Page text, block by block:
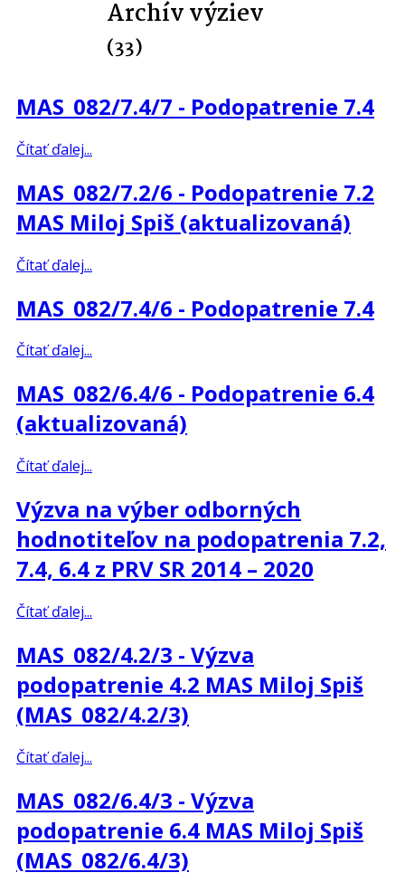
Archív výziev
(33)
MAS_082/7.4/7 - Podopatrenie 7.4
Čítať ďalej...
MAS_082/7.2/6 - Podopatrenie 7.2
MAS Miloj Spiš (aktualizovaná)
Čítať ďalej...
MAS_082/7.4/6 - Podopatrenie 7.4
Čítať ďalej...
MAS_082/6.4/6 - Podopatrenie 6.4
(aktualizovaná)
Čítať ďalej...
Výzva na výber odborných
hodnotiteľov na podopatrenia 7.2,
7.4, 6.4 z PRV SR 2014 – 2020
Čítať ďalej...
MAS_082/4.2/3 - Výzva
podopatrenie 4.2 MAS Miloj Spiš
(MAS_082/4.2/3)
Čítať ďalej...
MAS_082/6.4/3 - Výzva
podopatrenie 6.4 MAS Miloj Spiš
(MAS_082/6.4/3)